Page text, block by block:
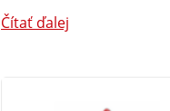
Čítať ďalej